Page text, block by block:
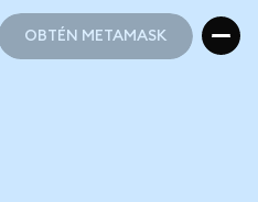
OBTÉN METAMASK